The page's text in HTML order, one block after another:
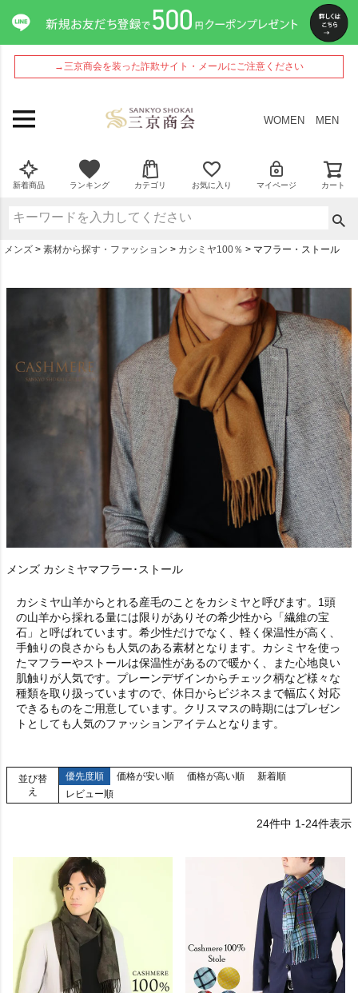
→三京商会を装った詐欺サイト・メールにご注意ください
WOMEN MEN
新着商品 ランキング カテゴリ お気に入り マイページ カート
メンズ 素材から探す・ファッション カシミヤ100％ マフラー・ストール
メンズ カシミヤマフラー･ストール
カシミヤ山羊からとれる産毛のことをカシミヤと呼びます。1頭
の山羊から採れる量には限りがありその希少性から「繊維の宝
石」と呼ばれています。希少性だけでなく、軽く保温性が高く、
手触りの良さからも人気のある素材となります。カシミヤを使っ
たマフラーやストールは保温性があるので暖かく、また心地良い
肌触りが人気です。プレーンデザインからチェック柄など様々な
種類を取り扱っていますので、休日からビジネスまで幅広く対応
できるものをご用意しています。クリスマスの時期にはプレゼン
トとしても人気のファッションアイテムとなります。
並び替
え
優先度順 価格が安い順 価格が高い順
新着順
レビュー順
24件中 1-24件表示